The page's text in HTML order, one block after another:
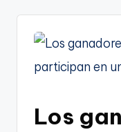
t
que
informa
Cartagena,
Los